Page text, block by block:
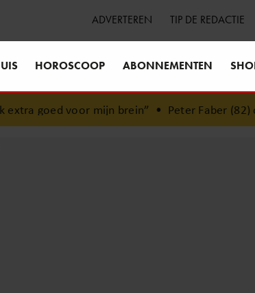
ADVERTEREN TIP DE REDACTIE
HOROSCOOP ABONNEMENTEN
mijn brein” •Peter Faber (82) overleden: hij